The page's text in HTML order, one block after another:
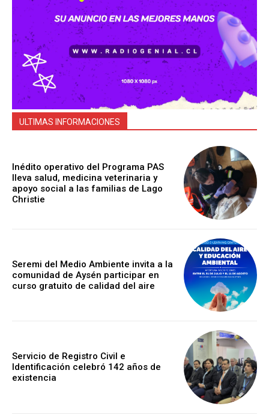
ULTIMAS INFORMACIONES
Inédito operativo del Programa PAS
lleva salud, medicina veterinaria y
apoyo social a las familias de Lago
Christie
Seremi del Medio Ambiente invita a la
comunidad de Aysén participar en
curso gratuito de calidad del aire
Servicio de Registro Civil e
Identificación celebró 142 años de
existencia